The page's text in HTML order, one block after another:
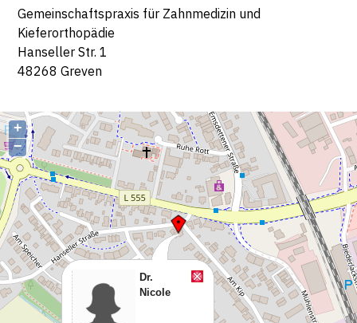
Gemeinschaftspraxis für Zahnmedizin und
Kieferorthopädie
Hanseller Str. 1
48268 Greven